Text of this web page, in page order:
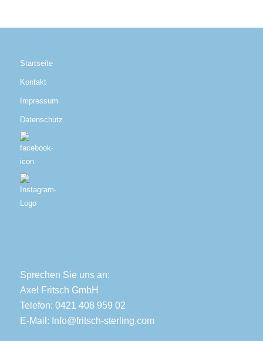
Startseite
Kontakt
Impressum
Datenschutz
Sprechen Sie uns an:
Axel Fritsch GmbH
Telefon: 0421 408 959 02
E-Mail: Info@fritsch-sterling.com